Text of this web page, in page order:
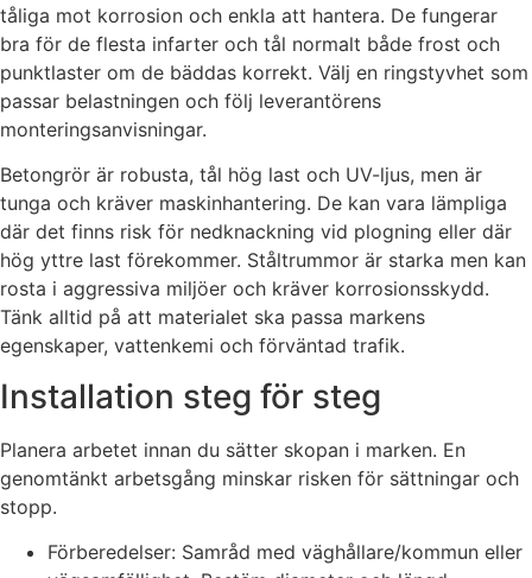
tåliga mot korrosion och enkla att hantera. De fungerar
bra för de flesta infarter och tål normalt både frost och
punktlaster om de bäddas korrekt. Välj en ringstyvhet som
passar belastningen och följ leverantörens
monteringsanvisningar.
Betongrör är robusta, tål hög last och UV-ljus, men är
tunga och kräver maskinhantering. De kan vara lämpliga
där det finns risk för nedknackning vid plogning eller där
hög yttre last förekommer. Ståltrummor är starka men kan
rosta i aggressiva miljöer och kräver korrosionsskydd.
Tänk alltid på att materialet ska passa markens
egenskaper, vattenkemi och förväntad trafik.
Installation steg för steg
Planera arbetet innan du sätter skopan i marken. En
genomtänkt arbetsgång minskar risken för sättningar och
stopp.
Förberedelser: Samråd med väghållare/kommun eller